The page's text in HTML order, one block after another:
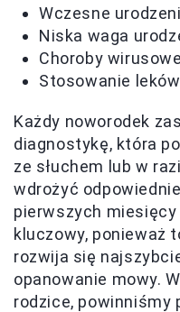
Wczesne
Niska waga
Choroby
Stosowanie
Każdy noworodek
diagnostykę, która
ze słuchem lub w
wdrożyć
pierwszych
kluczowy, ponieważ
rozwija się
opanowanie mowy.
rodzice, powinniśmy